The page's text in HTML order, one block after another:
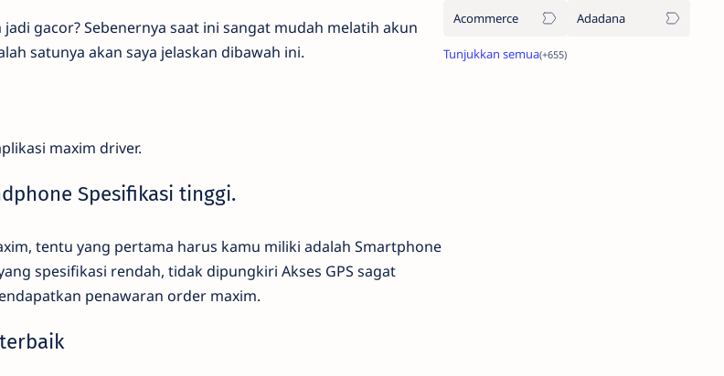
gacor? Sebenernya saat ini sangat mudah melatih akun
satunya akan saya jelaskan dibawah ini.
maxim driver.
Spesifikasi tinggi.
tentu yang pertama harus kamu miliki adalah Smartphone
spesifikasi rendah, tidak dipungkiri Akses GPS sagat
penawaran order maxim.
Acommerce Adadana